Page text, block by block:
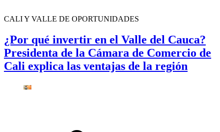
CALI Y VALLE DE OPORTUNIDADES
¿Por qué invertir en el Valle del Cauca?
Presidenta de la Cámara de Comercio de
Cali explica las ventajas de la región